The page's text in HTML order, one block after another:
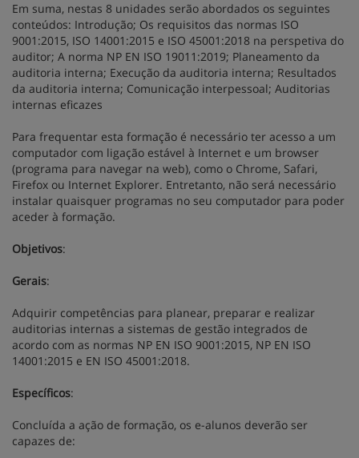
Em suma, nestas 8 unidades serão abordados os seguintes
conteúdos: Introdução; Os requisitos das normas ISO
9001:2015, ISO 14001:2015 e ISO 45001:2018 na perspetiva do
auditor; A norma NP EN ISO 19011:2019; Planeamento da
auditoria interna; Execução da auditoria interna; Resultados
da auditoria interna; Comunicação interpessoal; Auditorias
internas eficazes
Para frequentar esta formação é necessário ter acesso a um
computador com ligação estável à Internet e um browser
(programa para navegar na web), como o Chrome, Safari,
Firefox ou Internet Explorer. Entretanto, não será necessário
instalar quaisquer programas no seu computador para poder
aceder à formação.
Objetivos:
Gerais:
Adquirir competências para planear, preparar e realizar
auditorias internas a sistemas de gestão integrados de
acordo com as normas NP EN ISO 9001:2015, NP EN ISO
14001:2015 e EN ISO 45001:2018.
Específicos:
Concluída a ação de formação, os e-alunos deverão ser
capazes de: